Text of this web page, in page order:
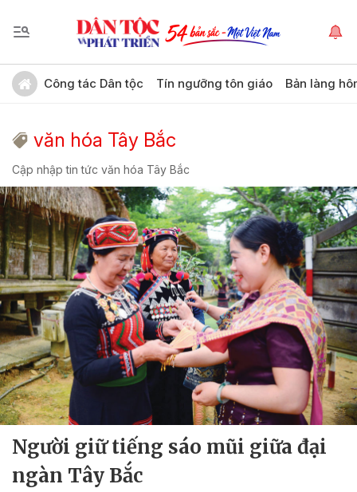
Công tác Dân tộc Tín ngưỡng tôn giáo Bản làng
văn hóa Tây Bắc
Cập nhập tin tức văn hóa Tây Bắc
Người giữ tiếng sáo mũi giữa đại
ngàn Tây Bắc